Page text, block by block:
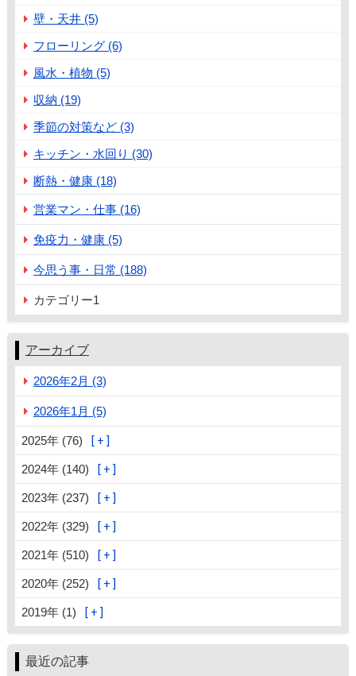
壁・天井 (5)
フローリング (6)
風水・植物 (5)
収納 (19)
季節の対策など (3)
キッチン・水回り (30)
断熱・健康 (18)
営業マン・仕事 (16)
免疫力・健康 (5)
今思う事・日常 (188)
カテゴリー1
アーカイブ
2026年2月 (3)
2026年1月 (5)
2025年 (76)
2024年 (140)
2023年 (237)
2022年 (329)
2021年 (510)
2020年 (252)
2019年 (1)
最近の記事